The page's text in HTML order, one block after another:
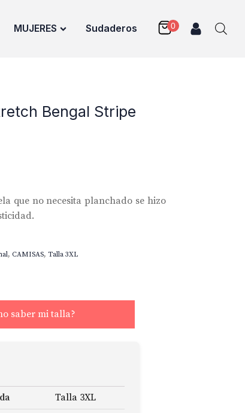
MUJERES Sudaderos
Bengal Stripe
que no necesita planchado se hizo
, CAMISAS, Talla 3XL
saber mi talla?
Talla 3XL